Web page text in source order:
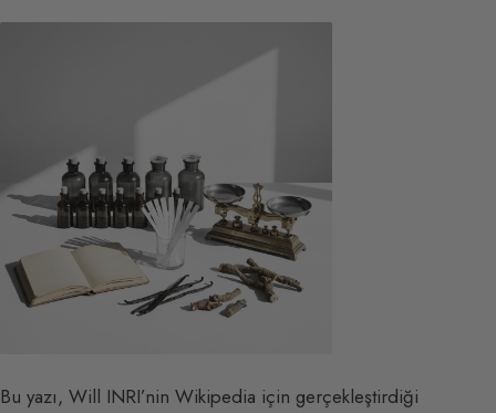
Bu yazı, Will INRI’nin Wikipedia için gerçekleştirdiği